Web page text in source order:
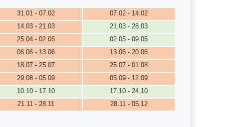
31.01 - 07.02
07.02 - 14.02
14.03 - 21.03
21.03 - 28.03
25.04 - 02.05
02.05 - 09.05
06.06 - 13.06
13.06 - 20.06
18.07 - 25.07
25.07 - 01.08
29.08 - 05.09
05.09 - 12.09
10.10 - 17.10
17.10 - 24.10
21.11 - 28.11
28.11 - 05.12